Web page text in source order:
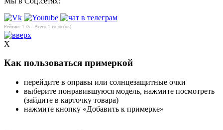
Рейтинг 1 /5 - Всего 1 голос(ов)
X
Как пользоваться примеркой
перейдите в оправы или солнцезащитные очки
выберите понравившуюся модель, нажмите посмотреть
(зайдите в карточку товара)
нажмите кнопку «Добавить к примерке»